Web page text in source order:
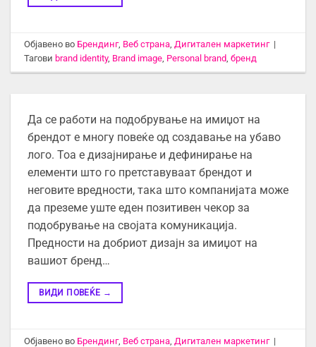
Објавено во Брендинг, Веб страна,Дигитален маркетинг |
Тагови brand identity, Brand image, Personal brand,бренд
Да се ​​работи на подобрување на имиџот на
брендот е многу повеќе од создавање на убаво
лого. Тоа е дизајнирање и дефинирање на
елементи што го претставуваат брендот и
неговите вредности, така што компанијата може
да преземе уште еден позитивен чекор за
подобрување на својата комуникација.
Предности на добриот дизајн за имиџот на
вашиот бренд…
ВИДИ ПОВЕЌЕ →
Објавено во Брендинг, Веб страна Дигитален маркетинг |